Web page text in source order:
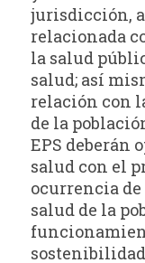
jurisdicción,
relacionada
la salud
salud; así
relación con
de la
EPS deberán
salud con el
ocurrencia
salud de la